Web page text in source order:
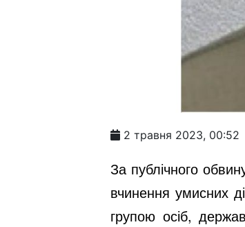
2 травня 2023, 00:52
За публічного
вчинення умисних
групою осіб,